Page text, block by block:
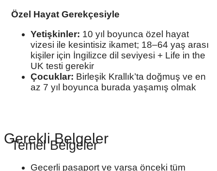
Özel Hayat Gerekçesiyle
Yetişkinler: 10 yıl boyunca özel hayat
vizesi ile kesintisiz ikamet; 18–64 yaş arası
kişiler için İngilizce dil seviyesi + Life in the
UK testi gerekir
Çocuklar: Birleşik Krallık’ta doğmuş ve en
az 7 yıl boyunca burada yaşamış olmak
Gerekli Belgeler
Temel Belgeler
Geçerli pasaport ve varsa önceki tüm